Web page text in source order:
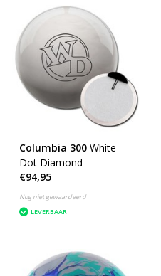
Columbia 300 White
Dot Diamond
€94,95
Nog niet gewaardeerd
LEVERBAAR